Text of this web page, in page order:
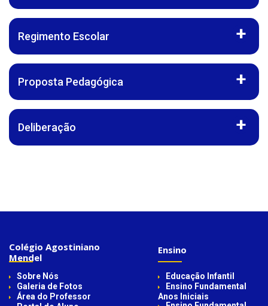
Regimento Escolar
Proposta Pedagógica
Deliberação
Colégio Agostiniano
Mendel
Sobre Nós
Galeria de Fotos
Área do Professor
Ensino
Educação Infantil
Ensino Fundamental
Anos Iniciais